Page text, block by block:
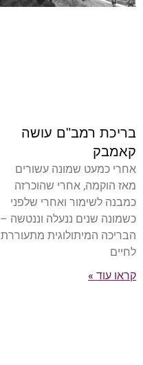
בריכת רמב"ם עושה
קאמבק
אחרי כמעט שמונה עשורים
מאז הוקמה, אחרי שהוכרזה
כמבנה לשימור ואחרי שלפני
כשמונה שנים ננעלה וננטשה –
הבריכה המיתולוגית מתעוררת
לחיים
קראו עוד »